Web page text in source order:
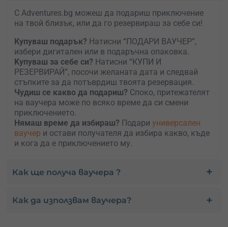
С Adventures.bg можеш да подариш приключение
на твой близък, или да го резервираш за себе си!
Купуваш подарък? Натисни “ПОДАРИ ВАУЧЕР”,
избери дигитален или в подаръчна опаковка.
Kупуваш за себе си? Натисни “КУПИ И
РЕЗЕРВИРАЙ”, посочи желаната дата и следвай
стъпките за да потъврдиш твоята резервация.
Чудиш се какво да подариш? Споко, притежателят
на ваучера може по всяко време да си смени
приключението.
Нямаш време да избираш? Подари универсален
ваучер и остави получателя да избира какво, къде
и кога да е приключението му.
Как ще получа ваучера ?
Как да използвам ваучера?